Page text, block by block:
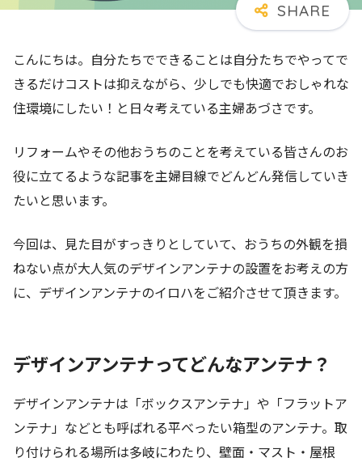
こんにちは。自分たちでできることは自分たちでやってで
きるだけコストは抑えながら、少しでも快適でおしゃれな
住環境にしたい！と日々考えている主婦あづさです。
リフォームやその他おうちのことを考えている皆さんのお
役に立てるような記事を主婦目線でどんどん発信していき
たいと思います。
今回は、見た目がすっきりとしていて、おうちの外観を損
ねない点が大人気のデザインアンテナの設置をお考えの方
に、デザインアンテナのイロハをご紹介させて頂きます。
デザインアンテナってどんなアンテナ？
デザインアンテナは「ボックスアンテナ」や「フラットア
ンテナ」などとも呼ばれる平べったい箱型のアンテナ。取
り付けられる場所は多岐にわたり、壁面・マスト・屋根